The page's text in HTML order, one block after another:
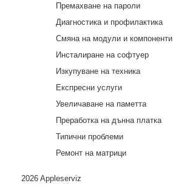
Премахване на пароли
Диагностика и профилактика
Смяна на модули и компоненти
Инсталиране на софтуер
Изкупуване на техника
Експресни услуги
Увеличаване на паметта
Преработка на дънна платка
Типични проблеми
Ремонт на матрици
2026 Appleserviz